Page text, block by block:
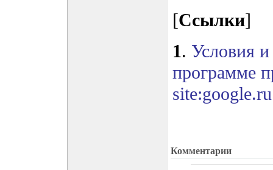
[Ссылки]
1. Условия
программе
site:google.ru
Комментарии